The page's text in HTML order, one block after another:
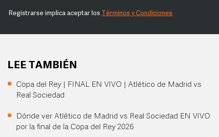
Registrarse implica aceptar los Términos y Condiciones
LEE TAMBIÉN
Copa del Rey | FINAL EN VIVO | Atlético de Madrid vs
Real Sociedad
Dónde ver Atlético de Madrid vs Real Sociedad EN VIVO
por la final de la Copa del Rey 2026